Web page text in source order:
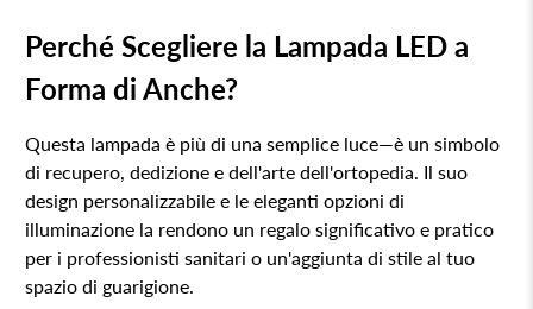
Perché Scegliere la Lampada LED a
Forma di Anche?
Questa lampada è più di una semplice luce—è un simbolo
di recupero, dedizione e dell'arte dell'ortopedia. Il suo
design personalizzabile e le eleganti opzioni di
illuminazione la rendono un regalo significativo e pratico
per i professionisti sanitari o un'aggiunta di stile al tuo
spazio di guarigione.